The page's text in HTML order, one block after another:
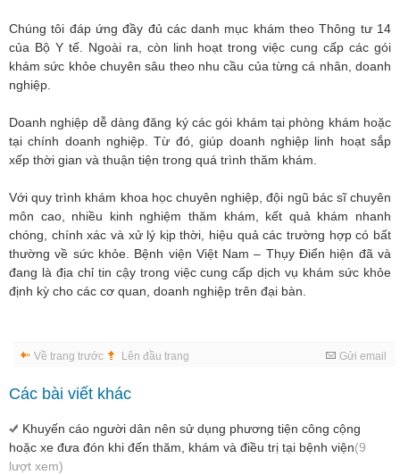
Chúng tôi đáp ứng đầy đủ các danh mục khám theo Thông tư 14
của Bộ Y tế. Ngoài ra, còn linh hoạt trong việc cung cấp các gói
khám sức khỏe chuyên sâu theo nhu cầu của từng cá nhân, doanh
nghiệp.
Doanh nghiệp dễ dàng đăng ký các gói khám tại phòng khám hoặc
tại chính doanh nghiệp. Từ đó, giúp doanh nghiệp linh hoạt sắp
xếp thời gian và thuận tiện trong quá trình thăm khám.
Với quy trình khám khoa học chuyên nghiệp, đội ngũ bác sĩ chuyên
môn cao, nhiều kinh nghiệm thăm khám, kết quả khám nhanh
chóng, chính xác và xử lý kịp thời, hiệu quả các trường hợp có bất
thường về sức khỏe. Bệnh viện Việt Nam – Thụy Điển hiện đã và
đang là địa chỉ tin cậy trong việc cung cấp dịch vụ khám sức khỏe
định kỳ cho các cơ quan, doanh nghiệp trên đại bàn.
Về trang trước Lên đầu trang Gửi email
Các bài viết khác
Khuyến cáo người dân nên sử dụng phương tiện công cộng
hoặc xe đưa đón khi đến thăm, khám và điều trị tại bệnh viện(9
lượt xem)